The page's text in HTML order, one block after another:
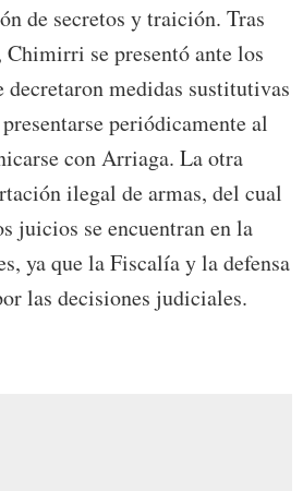
de secretos y traición. Tras
se presentó ante los
decretaron medidas sustitutivas
periódicamente al
con Arriaga. La otra
ilegal de armas, del cual
juicios se encuentran en la
ya que la Fiscalía y la defensa
las decisiones judiciales.